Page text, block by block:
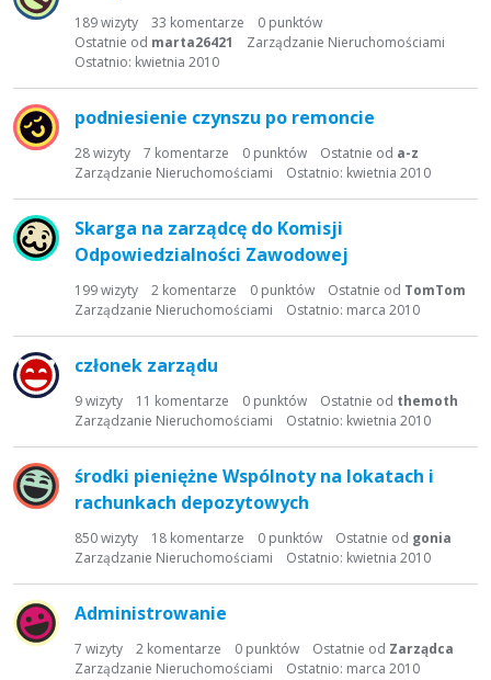
189wizyty 33 komentarze 0 punktów
Ostatnie od marta26421
Ostatnio: kwietnia 2010
Zarządzanie Nieruchomościami
podniesienie czynszu po remoncie
28wizyty 7 komentarze 0 punktów Ostatnie od a-z
Ostatnio: kwietnia 2010
Zarządzanie Nieruchomościami
Skarga na zarządcę do Komisji
Odpowiedzialności Zawodowej
199wizyty 2 komentarze 0 punktów Ostatnie od TomTom
Ostatnio: marca 2010
Zarządzanie Nieruchomościami
członek zarządu
9wizyty 11 komentarze 0 punktów Ostatnie od themoth
Ostatnio: kwietnia 2010
Zarządzanie Nieruchomościami
środki pieniężne Wspólnoty na lokatach i
rachunkach depozytowych
850wizyty 18 komentarze 0 punktów Ostatnie od gonia
Ostatnio: kwietnia 2010
Zarządzanie Nieruchomościami
Administrowanie
7 wizyty 2 komentarze 0 punktów Ostatnie od Zarządca
Ostatnio: marca 2010
Zarządzanie Nieruchomościami